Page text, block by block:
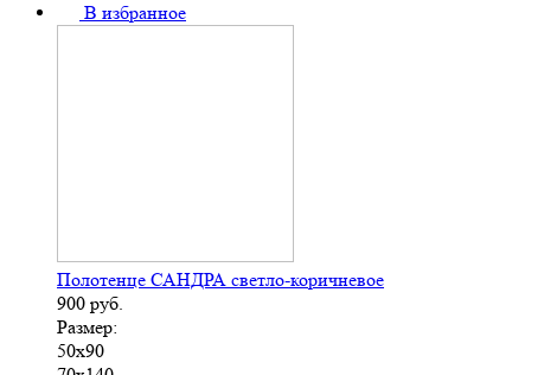
В избранное
Полотенце САНДРА светло-коричневое
900 руб.
Размер:
50х90